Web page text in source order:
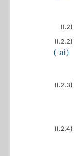
II.2)
II.2.2)
(-ai)
II.2.3)
II.2.4)